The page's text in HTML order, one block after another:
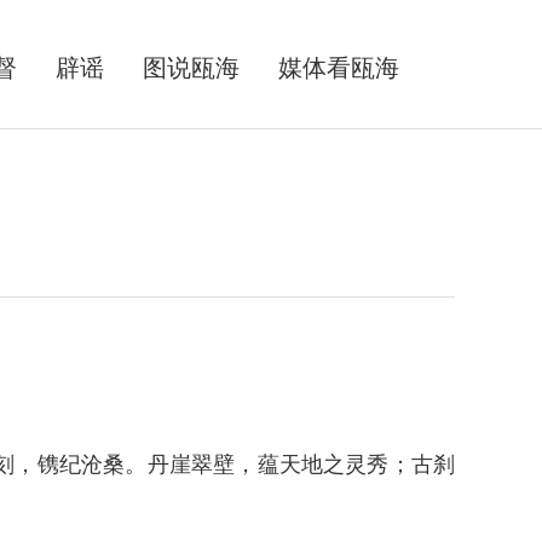
辟谣 图说瓯海 媒体看瓯海
镌纪沧桑。丹崖翠壁，蕴天地之灵秀；古刹